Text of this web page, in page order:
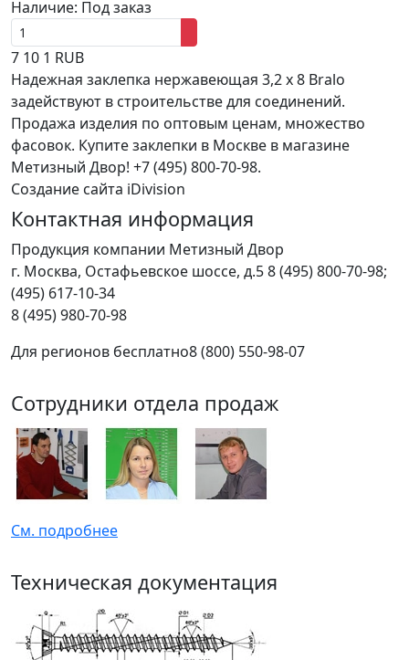
Наличие: Под заказ
7 10 1 RUB
Надежная заклепка нержавеющая 3,2 х 8 Bralo
задействуют в строительстве для соединений.
Продажа изделия по оптовым ценам, множество
фасовок. Купите заклепки в Москве в магазине
Метизный Двор! +7 (495) 800-70-98.
Создание сайта iDivision
Контактная информация
Продукция компании Метизный Двор
г. Москва, Остафьевское шоссе, д.58 (495) 800-70-98;
(495) 617-10-34
8 (495) 980-70-98
Для регионов бесплатно8 (800) 550-98-07
Сотрудники отдела продаж
См. подробнее
Техническая документация